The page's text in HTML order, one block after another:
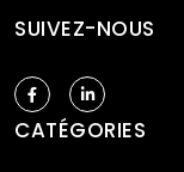
SUIVEZ-NOUS
CATÉGORIES